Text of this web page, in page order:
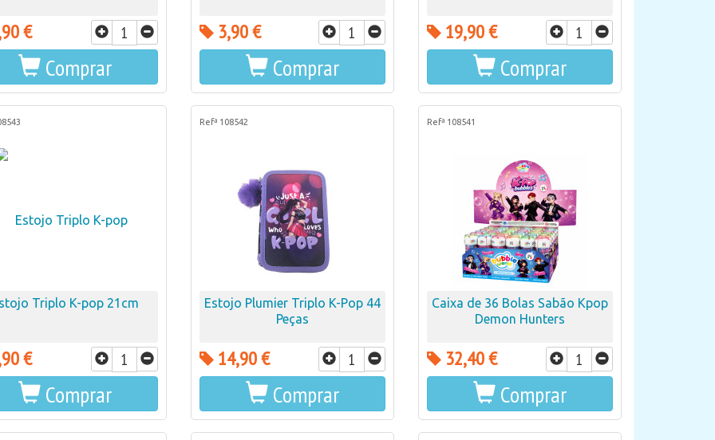
€
Comprar
3,90 €
Comprar
19,90 €
Comprar
Triplo K-pop 21cm
€
Comprar
Refª 108542
Estojo Plumier Triplo K-Pop 44
Peças
14,90 €
Comprar
Refª 108541
Caixa de 36 Bolas Sabão Kpop
Demon Hunters
32,40 €
Comprar